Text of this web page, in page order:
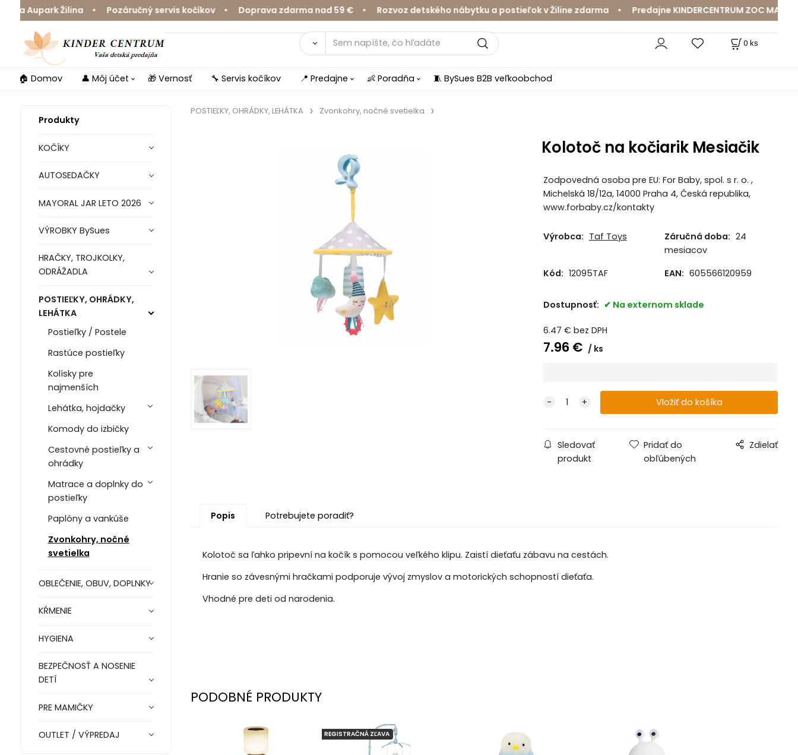
Aupark Žilina • Pozáručný servis kočíkov • Doprava zdarma nad 59 € • Rozvoz detského nábytku a postieľok v Žiline zdarma • Predajne KINDERCENTRUM ZOC MAX a
0 ks
🏠 Domov 👤 Môj účet 🎁 Vernosť 🔧 Servis kočíkov 📍 Predajne 👶 Poradňa 🧵 BySues B2B veľkoobchod
Produkty
KOČÍKY
AUTOSEDAČKY
MAYORAL JAR LETO 2026
VÝROBKY BySues
HRAČKY, TROJKOLKY,
ODRÁŽADLA
POSTIEĽKY, OHRÁDKY,
LEHÁTKA
Postieľky / Postele
Rastúce postieľky
Kolísky pre
najmenších
Lehátka, hojdačky
Komody do izbičky
Cestovné postieľky a
ohrádky
Matrace a doplnky do
postieľky
Paplóny a vankúše
Zvonkohry, nočné
svetielka
OBLEČENIE, OBUV, DOPLNKY
KŔMENIE
HYGIENA
BEZPEČNOSŤ A NOSENIE
DETÍ
PRE MAMIČKY
OUTLET / VÝPREDAJ
POSTIEĽKY, OHRÁDKY, LEHÁTKA Zvonkohry, nočné svetielka
Kolotoč na kočiarik Mesiačik
Zodpovedná osoba pre EU: For Baby, spol. s r. o. ,
Michelská 18/12a, 14000 Praha 4, Česká republika,
www.forbaby.cz/kontakty
Výrobca: Taf Toys Záručná doba: 24
mesiacov
Kód: 12095TAF EAN: 605566120959
Dostupnosť: Na externom sklade
6.47 € bez DPH
7.96 € ks
Sledovať
produkt
Pridať do
obľúbených
Zdielať
Popis Potrebujete poradiť?
Kolotoč sa ľahko pripevní na kočík s pomocou veľkého klipu. Zaistí dieťaťu zábavu na cestách.
Hranie so závesnými hračkami podporuje vývoj zmyslov a motorických schopností dieťaťa.
Vhodné pre deti od narodenia.
PODOBNÉ PRODUKTY
REGISTRAČNÁ ZĽAVA